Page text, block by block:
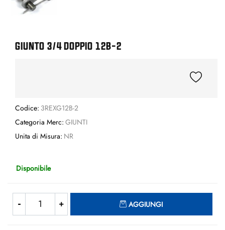
GIUNTO 3/4 DOPPIO 12B-2
Codice: 3REXG12B-2
Categoria Merc: GIUNTI
Unita di Misura: NR
Disponibile
AGGIUNGI